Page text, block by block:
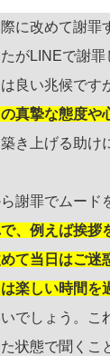
に改めて謝罪
がLINEで謝
良い兆候です
真摯な態度や
き上げる助け
謝罪でムード
、例えば挨拶
て当日はご迷
楽しい時間を
でしょう。こ
状態で聞くこ